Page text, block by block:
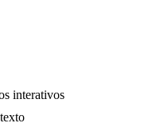
interativos